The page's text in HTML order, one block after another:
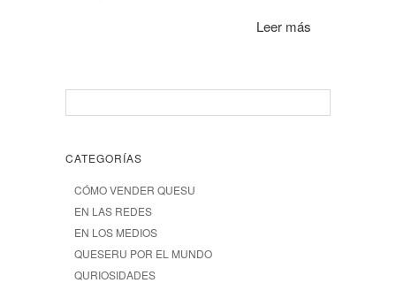
Leer más
CATEGORÍAS
CÓMO VENDER QUESU
EN LAS REDES
EN LOS MEDIOS
QUESERU POR EL MUNDO
QURIOSIDADES